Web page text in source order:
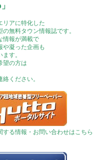
リアに特化した
の無料タウン情報誌です。
情報が満載で
や凝った企画も
す。
望の方は
ください。
する情報・お問い合わせはこちら